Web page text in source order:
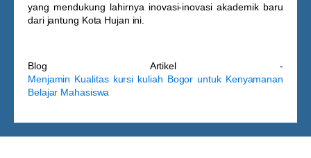
yang mendukung lahirnya inovasi-inovasi akademik baru
dari jantung Kota Hujan ini.
Blog Artikel -
Menjamin Kualitas kursi kuliah Bogor untuk Kenyamanan
Belajar Mahasiswa